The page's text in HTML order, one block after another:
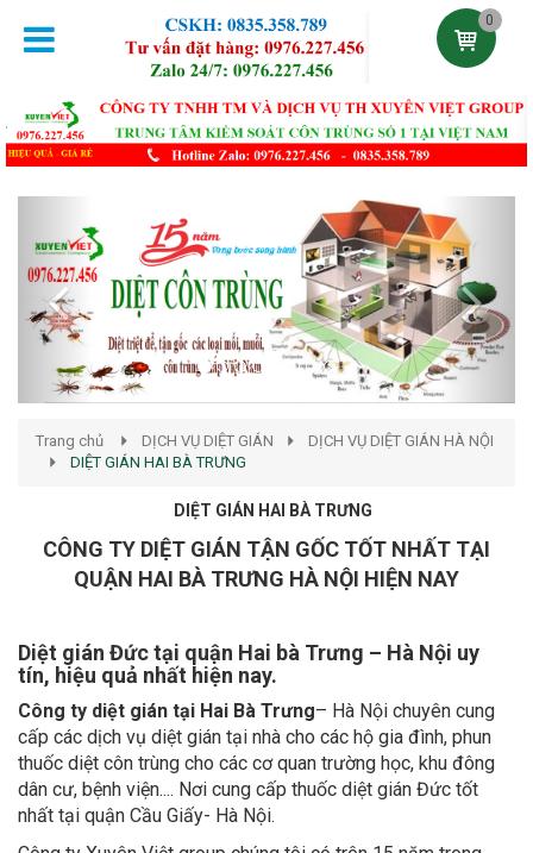
0
DỊCH VỤ DIỆT GIÁN
DỊCH VỤ DIỆT GIÁN HÀ NỘI
DIỆT GIÁN HAI BÀ TRƯNG
DIỆT GIÁN HAI BÀ TRƯNG
CÔNG TY DIỆT GIÁN TẬN GỐC TỐT NHẤT TẠI
QUẬN HAI BÀ TRƯNG HÀ NỘI HIỆN NAY
Diệt gián Đức tại quận Hai bà Trưng – Hà Nội uy
tín, hiệu quả nhất hiện nay.
Công ty diệt gián tại Hai Bà Trưng
– Hà Nội chuyên cung
cấp các dịch vụ diệt gián tại nhà cho các hộ gia đình, phun
thuốc diệt côn trùng cho các cơ quan trường học, khu đông
dân cư, bệnh viện.... Nơi cung cấp thuốc diệt gián Đức tốt
nhất tại quận Cầu Giấy- Hà Nội.
Công ty Xuyên Việt group chúng tôi có trên 15 năm trong